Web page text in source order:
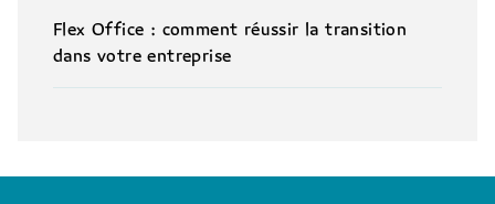
Flex Office : comment réussir la transition
dans votre entreprise